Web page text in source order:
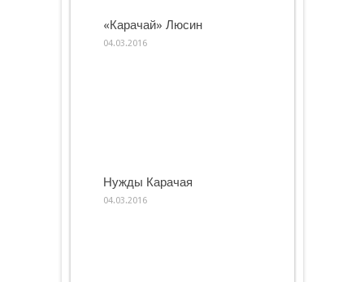
«Карачай» Люсин
04.03.2016
Нужды Карачая
04.03.2016